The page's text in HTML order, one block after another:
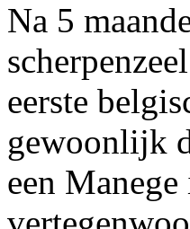
Na 5
eerste
gewoonlijk
een